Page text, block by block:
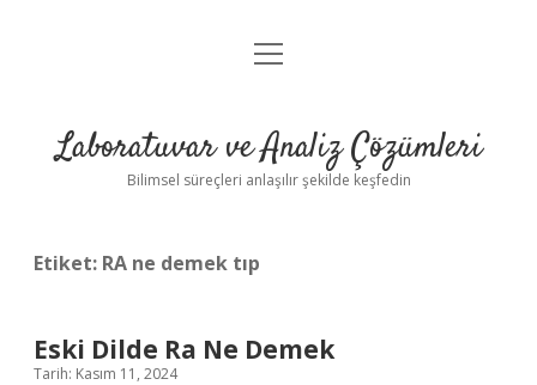
Anasayfa
Yasal Uyarı
menüyü
Laboratuvar ve Analiz Çözümleri
Bilimsel süreçleri anlaşılır şekilde keşfedin
Etiket: RA ne demek tıp
Eski Dilde Ra Ne Demek
Tarih: Kasım 11, 2024